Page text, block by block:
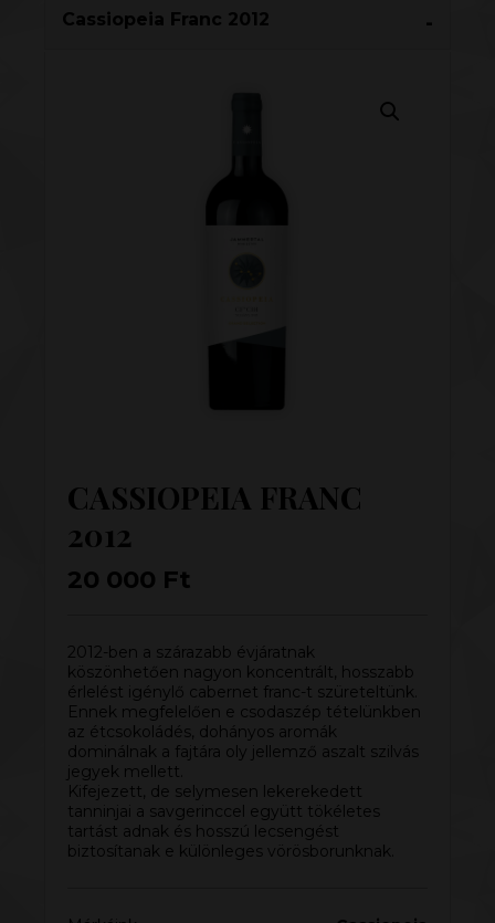
Cassiopeia Franc 2012
CASSIOPEIA FRANC
2012
20 000 Ft
2012-ben a szárazabb évjáratnak
köszönhetően nagyon koncentrált, hosszabb
érlelést igénylő cabernet franc-t szüreteltünk.
Ennek megfelelően e csodaszép tételünkben
az étcsokoládés, dohányos aromák
dominálnak a fajtára oly jellemző aszalt szilvás
jegyek mellett.
Kifejezett, de selymesen lekerekedett
tanninjai a savgerinccel együtt tökéletes
tartást adnak és hosszú lecsengést
biztosítanak e különleges vörösborunknak.